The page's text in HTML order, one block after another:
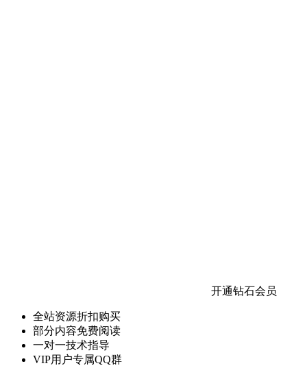
开通钻石会员
全站资源折扣购买
部分内容免费阅读
一对一技术指导
VIP用户专属QQ群